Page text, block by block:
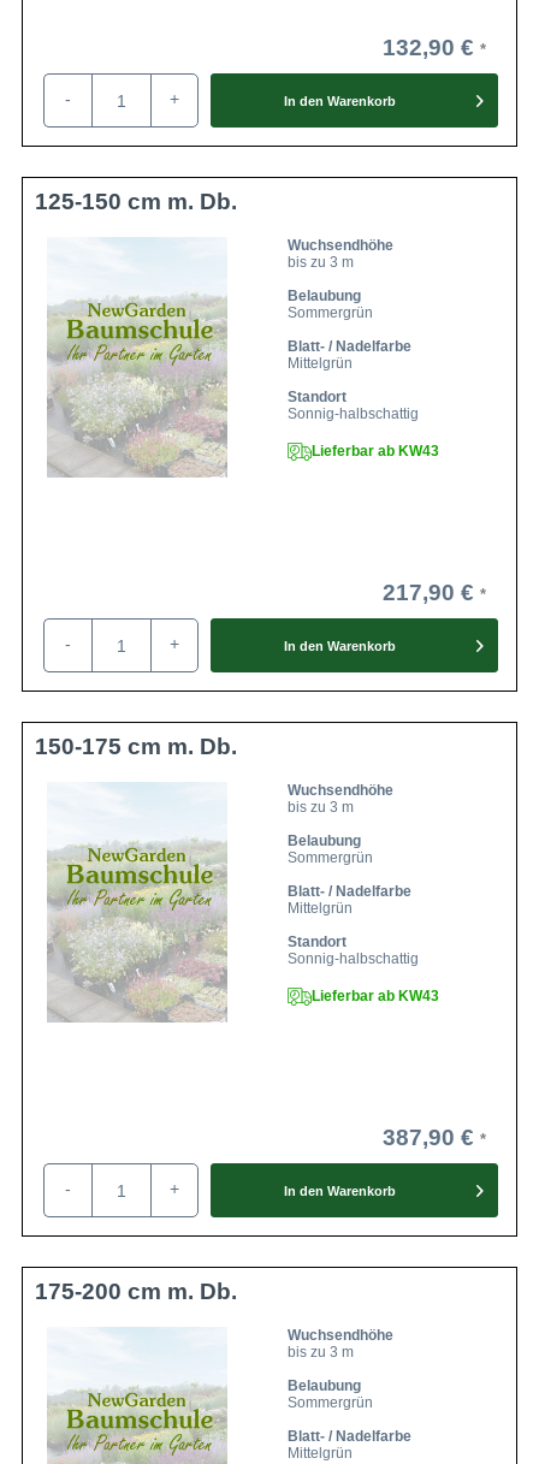
132,90 €
- + In den Warenkorb
125-150 cm m. Db.
Wuchsendhöhe
bis zu 3 m
Belaubung
Sommergrün
Blatt- / Nadelfarbe
Mittelgrün
Standort
Sonnig-halbschattig
Lieferbar ab KW43
217,90 €
- + In den Warenkorb
150-175 cm m. Db.
Wuchsendhöhe
bis zu 3 m
Belaubung
Sommergrün
Blatt- / Nadelfarbe
Mittelgrün
Standort
Sonnig-halbschattig
Lieferbar ab KW43
387,90 €
- + In den Warenkorb
175-200 cm m. Db.
Wuchsendhöhe
bis zu 3 m
Belaubung
Sommergrün
Blatt- / Nadelfarbe
Mittelgrün